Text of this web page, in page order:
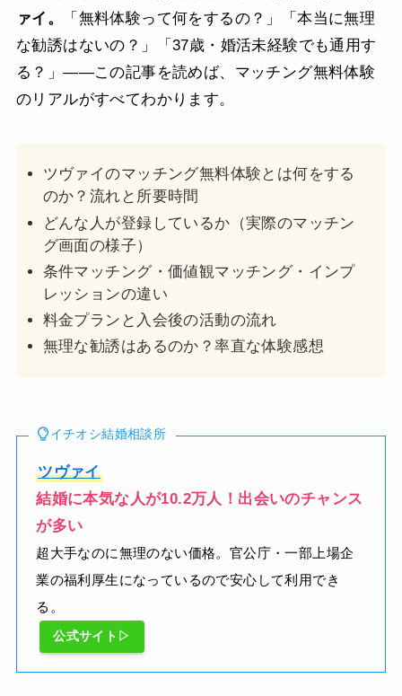
ァイ。
「無料体験って何をするの？」「本当に無理
な勧誘はないの？」「37歳・婚活未経験でも通用す
る？」——この記事を読めば、マッチング無料体験
のリアルがすべてわかります。
ツヴァイのマッチング無料体験とは何をする
のか？流れと所要時間
どんな人が登録しているか（実際のマッチン
グ画面の様子）
条件マッチング・価値観マッチング・インプ
レッションの違い
料金プランと入会後の活動の流れ
無理な勧誘はあるのか？率直な体験感想
イチオシ結婚相談所
ツヴァイ
結婚に本気な人が10.2万人！出会いのチャンス
が多い
超大手なのに無理のない価格。官公庁・一部上場企
業の福利厚生になっているので安心して利用でき
る。
公式サイト▷